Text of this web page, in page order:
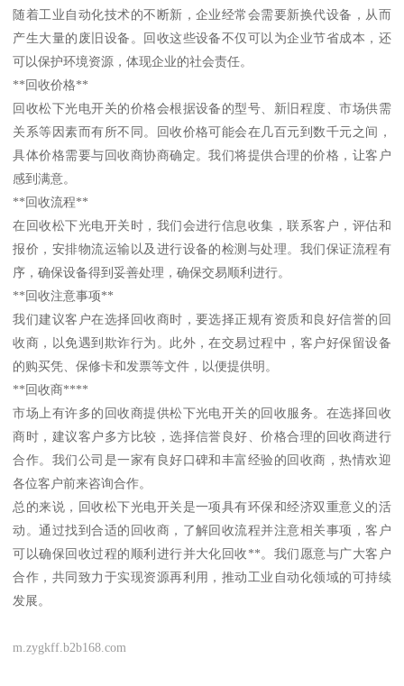
随着工业自动化技术的不断新，企业经常会需要新换代设备，从而
产生大量的废旧设备。回收这些设备不仅可以为企业节省成本，还
可以保护环境资源，体现企业的社会责任。
**回收价格**
回收松下光电开关的价格会根据设备的型号、新旧程度、市场供需
关系等因素而有所不同。回收价格可能会在几百元到数千元之间，
具体价格需要与回收商协商确定。我们将提供合理的价格，让客户
感到满意。
**回收流程**
在回收松下光电开关时，我们会进行信息收集，联系客户，评估和
报价，安排物流运输以及进行设备的检测与处理。我们保证流程有
序，确保设备得到妥善处理，确保交易顺利进行。
**回收注意事项**
我们建议客户在选择回收商时，要选择正规有资质和良好信誉的回
收商，以免遇到欺诈行为。此外，在交易过程中，客户好保留设备
的购买凭、保修卡和发票等文件，以便提供明。
**回收商****
市场上有许多的回收商提供松下光电开关的回收服务。在选择回收
商时，建议客户多方比较，选择信誉良好、价格合理的回收商进行
合作。我们公司是一家有良好口碑和丰富经验的回收商，热情欢迎
各位客户前来咨询合作。
总的来说，回收松下光电开关是一项具有环保和经济双重意义的活
动。通过找到合适的回收商，了解回收流程并注意相关事项，客户
可以确保回收过程的顺利进行并大化回收**。我们愿意与广大客户
合作，共同致力于实现资源再利用，推动工业自动化领域的可持续
发展。
m.zygkff.b2b168.com